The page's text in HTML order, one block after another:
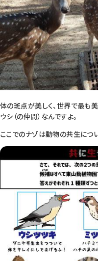
体の斑点が美しく、世界で最も
ウシ（の仲間）なんですよ。
ここでのナゾは動物の共生につい